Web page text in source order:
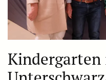
Kindergarten